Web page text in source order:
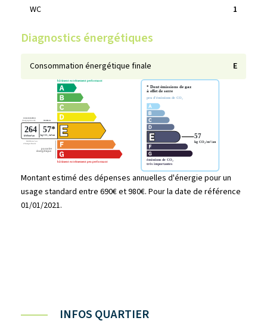
WC 1
Diagnostics énergétiques
Consommation énergétique finale E
Montant estimé des dépenses annuelles d'énergie pour un
usage standard entre 690€ et 980€. Pour la date de référence
01/01/2021.
INFOS QUARTIER